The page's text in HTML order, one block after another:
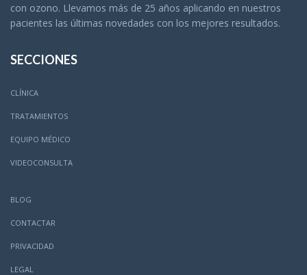
con ozono. Llevamos más de 25 años aplicando en nuestros
pacientes las últimas novedades con los mejores resultados.
SECCIONES
CLÍNICA
TRATAMIENTOS
EQUIPO MÉDICO
VIDEOCONSULTA
BLOG
CONTACTAR
PRIVACIDAD
LEGAL